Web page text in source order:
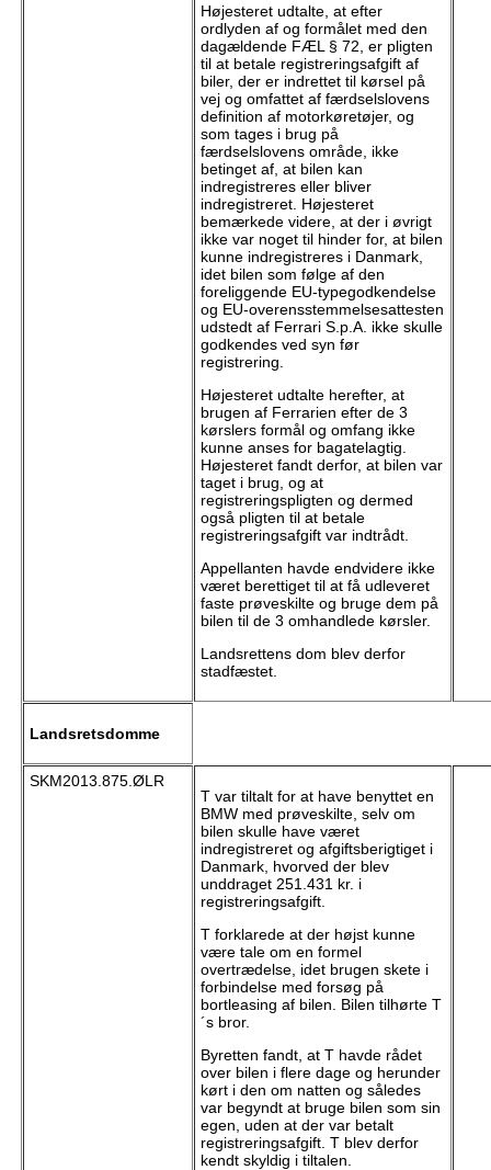
Højesteret udtalte, at efter
ordlyden af og formålet med den
dagældende FÆL § 72, er pligten
til at betale registreringsafgift af
biler, der er indrettet til kørsel på
vej og omfattet af færdselslovens
definition af motorkøretøjer, og
som tages i brug på
færdselslovens område, ikke
betinget af, at bilen kan
indregistreres eller bliver
indregistreret. Højesteret
bemærkede videre, at der i øvrigt
ikke var noget til hinder for, at bilen
kunne indregistreres i Danmark,
idet bilen som følge af den
foreliggende EU-typegodkendelse
og EU-overensstemmelsesattesten
udstedt af Ferrari S.p.A. ikke skulle
godkendes ved syn før
registrering.
Højesteret udtalte herefter, at
brugen af Ferrarien efter de 3
kørslers formål og omfang ikke
kunne anses for bagatelagtig.
Højesteret fandt derfor, at bilen var
taget i brug, og at
registreringspligten og dermed
også pligten til at betale
registreringsafgift var indtrådt.
Appellanten havde endvidere ikke
været berettiget til at få udleveret
faste prøveskilte og bruge dem på
bilen til de 3 omhandlede kørsler.
Landsrettens dom blev derfor
stadfæstet.
Landsretsdomme
SKM2013.875.ØLR
T var tiltalt for at have benyttet en
BMW med prøveskilte, selv om
bilen skulle have været
indregistreret og afgiftsberigtiget i
Danmark, hvorved der blev
unddraget 251.431 kr. i
registreringsafgift.
T forklarede at der højst kunne
være tale om en formel
overtrædelse, idet brugen skete i
forbindelse med forsøg på
bortleasing af bilen. Bilen tilhørte T
´s bror.
Byretten fandt, at T havde rådet
over bilen i flere dage og herunder
kørt i den om natten og således
var begyndt at bruge bilen som sin
egen, uden at der var betalt
registreringsafgift. T blev derfor
kendt skyldig i tiltalen.